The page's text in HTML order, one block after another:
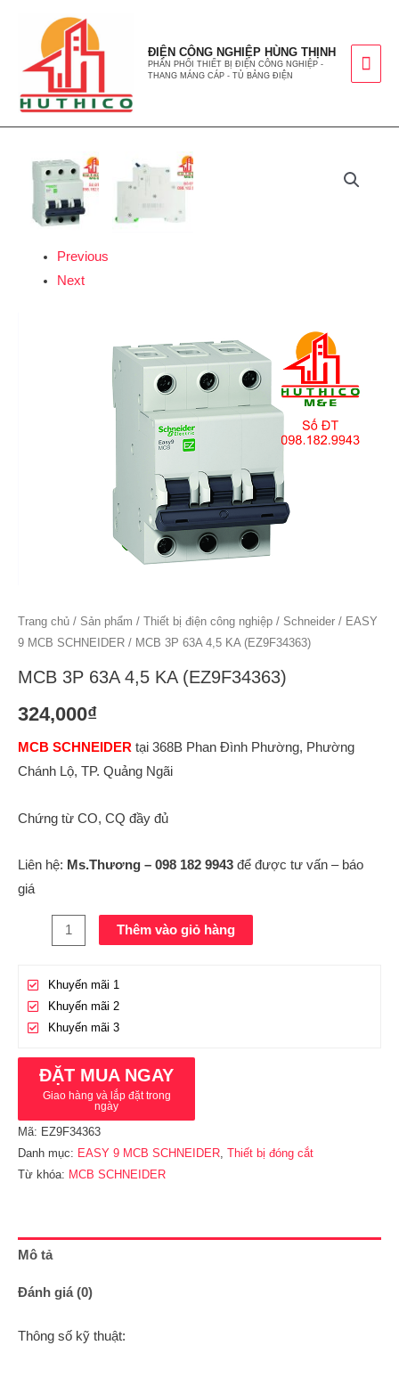
ĐIỆN CÔNG NGHIỆP HÙNG THỊNH
PHÂN PHỐI THIẾT BỊ ĐIỆN CÔNG NGHIỆP -
THANG MÁNG CÁP - TỦ BẢNG ĐIỆN
Previous
Next
Trang chủ / Sản phẩm / Thiết bị điện công nghiệp / Schneider / EASY
9 MCB SCHNEIDER / MCB 3P 63A 4,5 KA (EZ9F34363)
MCB 3P 63A 4,5 KA (EZ9F34363)
324,000₫
MCB SCHNEIDER tại 368B Phan Đình Phường, Phường
Chánh Lộ, TP. Quảng Ngãi
Chứng từ CO, CQ đầy đủ
Liên hệ: Ms.Thương – 098 182 9943 để được tư vấn – báo
giá
Thêm vào giỏ hàng
Khuyến mãi 1
Khuyến mãi 2
Khuyến mãi 3
ĐẶT MUA NGAY
Giao hàng và lắp đặt trong
ngày
Mã: EZ9F34363
Danh mục: EASY 9 MCB SCHNEIDER Thiết bị đóng cắt
Từ khóa: MCB SCHNEIDER
Mô tả
Đánh giá (0)
Thông số kỹ thuật: